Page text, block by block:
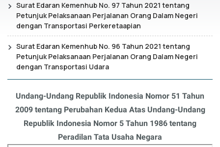
Surat Edaran Kemenhub No. 97 Tahun 2021 tentang
Petunjuk Pelaksanaan Perjalanan Orang Dalam Negeri
dengan Transportasi Perkeretaapian
Surat Edaran Kemenhub No. 96 Tahun 2021 tentang
Petunjuk Pelaksanaan Perjalanan Orang Dalam Negeri
dengan Transportasi Udara
Undang-Undang Republik Indonesia Nomor 51 Tahun
2009 tentang Perubahan Kedua Atas Undang-Undang
Republik Indonesia Nomor 5 Tahun 1986 tentang
Peradilan Tata Usaha Negara